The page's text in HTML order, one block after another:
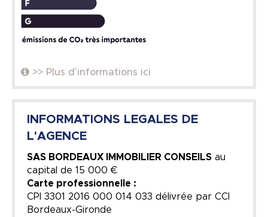
>> Plus d'informations ici
INFORMATIONS LEGALES DE
L'AGENCE
SAS BORDEAUX IMMOBILIER CONSEILS au
capital de 15 000 €
Carte professionnelle :
CPI 3301 2016 000 014 033 délivrée par CCI
Bordeaux-Gironde